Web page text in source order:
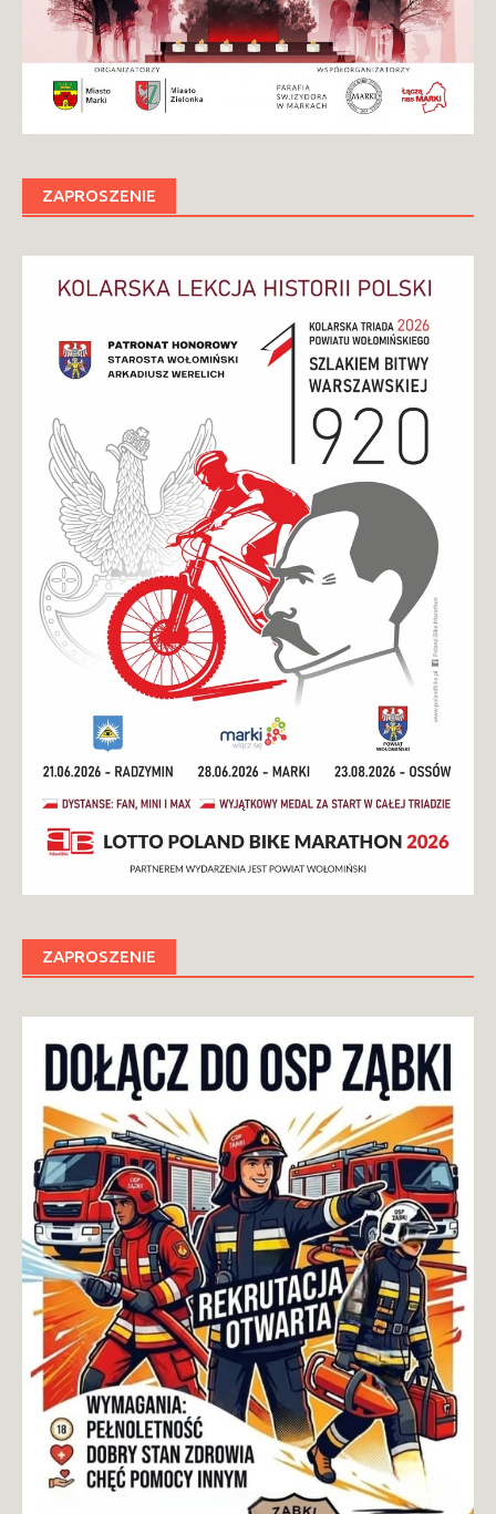
ZAPROSZENIE
ZAPROSZENIE